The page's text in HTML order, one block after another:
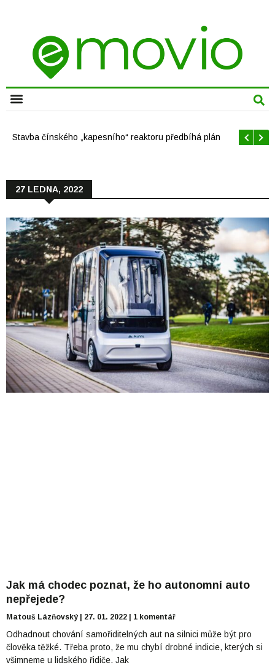
Stavba čínského „kapesního“ reaktoru předbíhá plán
27 LEDNA, 2022
Jak má chodec poznat, že ho autonomní auto
nepřejede?
Matouš Lázňovský 27. 01. 2022 1 komentář
Odhadnout chování samořiditelných aut na silnici může být pro
člověka těžké. Třeba proto, že mu chybí drobné indicie, kterých si
všimneme u lidského řidiče. Jak